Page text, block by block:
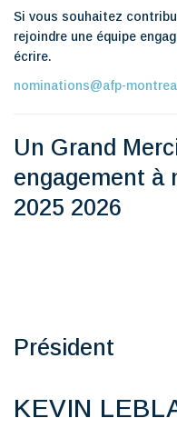
Si vous souhaitez
rejoindre une équipe
écrire.
nominations@afp-
Un Grand
engagement à
2025 2026
Président
KEVIN